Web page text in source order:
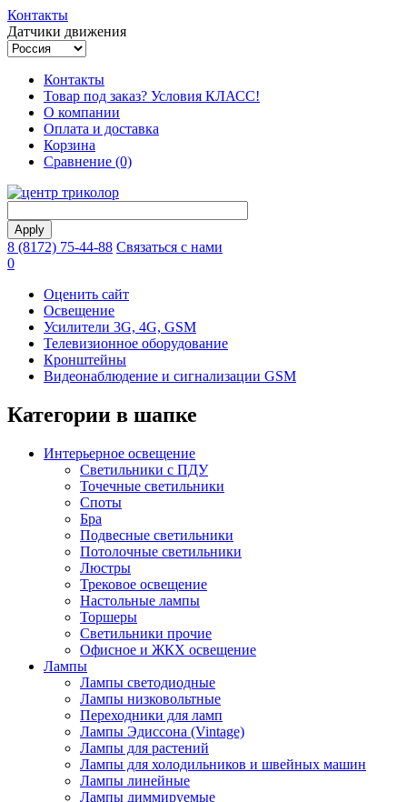
Контакты
Датчики движения
Контакты
Товар под заказ? Условия КЛАСС!
О компании
Оплата и доставка
Корзина
Сравнение (0)
8 (8172) 75-44-88 Связаться с нами
0
Оценить сайт
Освещение
Усилители 3G, 4G, GSM
Телевизионное оборудование
Кронштейны
Видеонаблюдение и сигнализации GSM
Категории в шапке
Интерьерное освещение
Светильники с ПДУ
Точечные светильники
Споты
Бра
Подвесные светильники
Потолочные светильники
Люстры
Трековое освещение
Настольные лампы
Торшеры
Светильники прочие
Офисное и ЖКХ освещение
Лампы
Лампы светодиодные
Лампы низковольтные
Переходники для ламп
Лампы Эдиссона (Vintage)
Лампы для растений
Лампы для холодильников и швейных машин
Лампы линейные
Лампы диммируемые